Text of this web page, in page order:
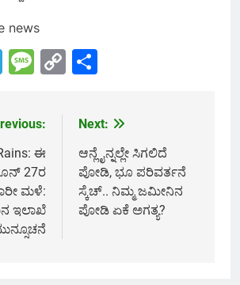
news
Telegram
Message
Copy
ಈ
27ರ
ಮಳೆ:
ಇಲಾಖೆ
Next:
ಆನ್ಲೈನ್ನಲ್ಲೇ ಸಿಗಲಿದೆ
ಪೋಡಿ, ಭೂ ಪರಿವರ್ತನೆ
ಸ್ಕೆಚ್.. ನಿಮ್ಮ ಜಮೀನಿನ
ಪೋಡಿ ಏಕೆ ಅಗತ್ಯ?